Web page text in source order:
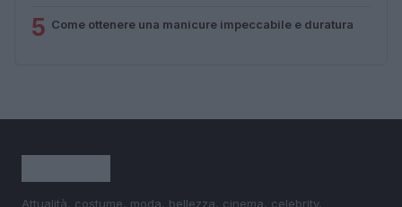
5 Come ottenere una manicure impeccabile e duratura
Attualità, costume, moda, bellezza, cinema, celebrity,